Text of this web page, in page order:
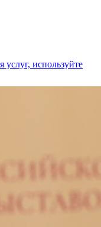
услуг, используйте